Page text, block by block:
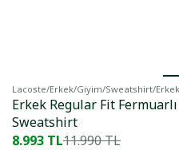
Lacoste/Erkek/Giyim/Sweatshirt/
Erkek Regular Fit
Sweatshirt
8.993 TL11.990 TL